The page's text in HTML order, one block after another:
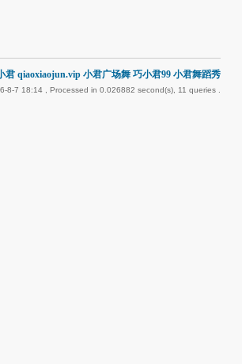
君 qiaoxiaojun.vip 小君广场舞 巧小君99 小君舞蹈秀
8-7 18:14 , Processed in 0.026882 second(s), 11 queries .